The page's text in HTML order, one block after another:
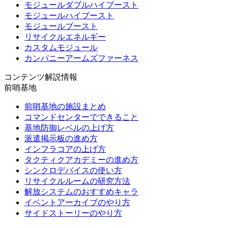
モジュールダブルハイブースト
モジュールハイブースト
モジュールブースト
リサイクルエネルギー
カスタムモジュール
カンパニーアームズファーネス
コンテンツ解説情報
前哨基地
前哨基地の施設まとめ
コマンドセンターでできること
基地防御レベルの上げ方
派遣掲示板の進め方
インフラコアの上げ方
タクティクアカデミーの進め方
シンクロデバイスの使い方
リサイクルルームの研究方法
解放システムのおすすめキャラ
イベントアーカイブのやり方
サイドストーリーのやり方